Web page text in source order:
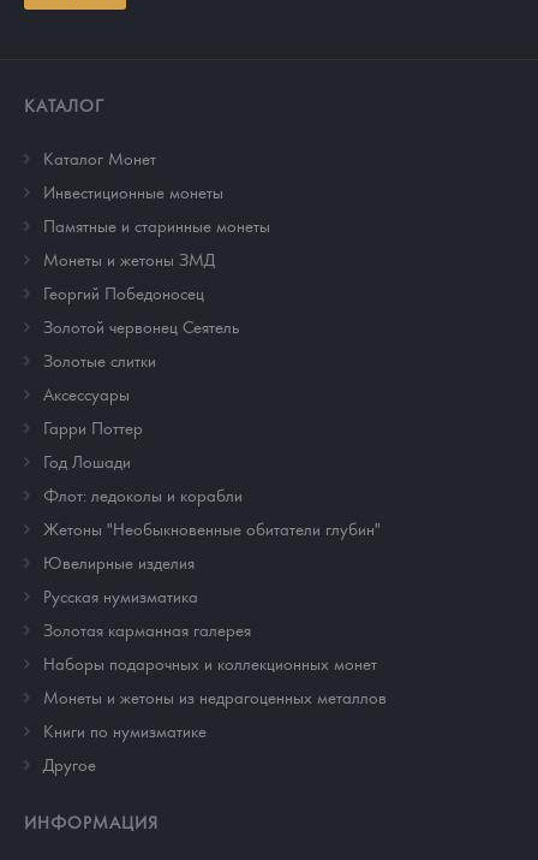
КАТАЛОГ
Каталог Монет
Инвестиционные монеты
Памятные и старинные монеты
Монеты и жетоны ЗМД
Георгий Победоносец
Золотой червонец Сеятель
Золотые слитки
Аксессуары
Гарри Поттер
Год Лошади
Флот: ледоколы и корабли
Жетоны "Необыкновенные обитатели глубин"
Ювелирные изделия
Русская нумизматика
Золотая карманная галерея
Наборы подарочных и коллекционных монет
Монеты и жетоны из недрагоценных металлов
Книги по нумизматике
Другое
ИНФОРМАЦИЯ